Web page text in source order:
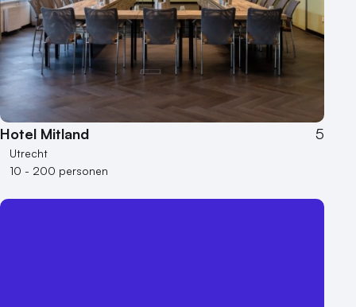
Hotel Mitland 5
Utrecht
10 - 200 personen